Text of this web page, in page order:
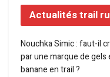
Actualités trail
Nouchka Simic : faut-il
par une marque de
banane en trail ?